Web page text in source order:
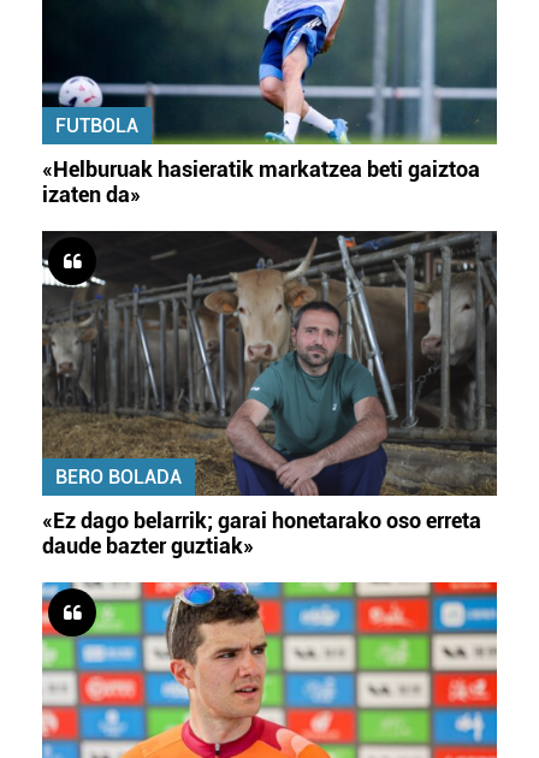
FUTBOLA
«Helburuak hasieratik markatzea beti gaiztoa
izaten da»
BERO BOLADA
«Ez dago belarrik; garai honetarako oso erreta
daude bazter guztiak»